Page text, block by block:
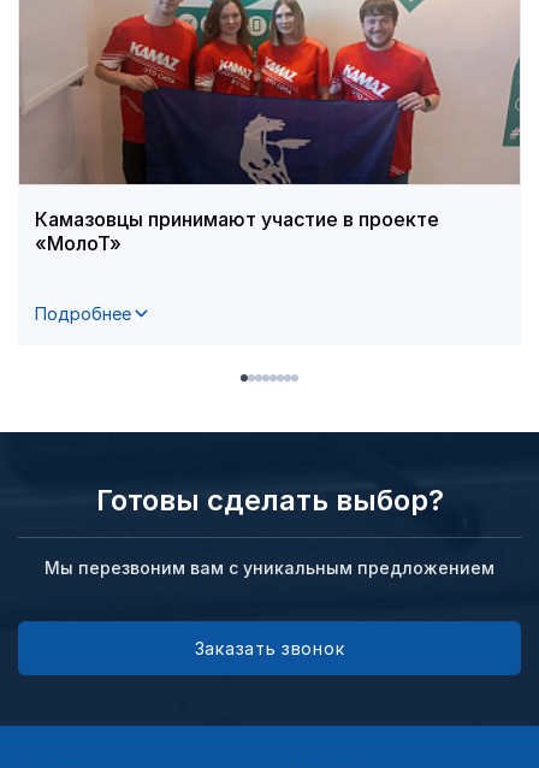
Камазовцы принимают участие в проекте
«МолоТ»
Подробнее
Готовы сделать выбор?
Мы перезвоним вам с уникальным предложением
Заказать звонок